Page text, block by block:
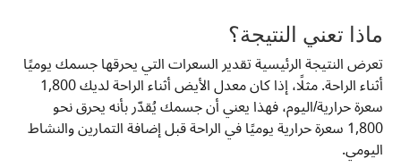
ماذا تعني النتيجة؟
تعرض النتيجة الرئيسية تقدير السعرات التي يحرقها جسمك يوميًا
أثناء الراحة. مثلًا، إذا كان معدل الأيض أثناء الراحة لديك 1,800
سعرة حرارية/اليوم، فهذا يعني أن جسمك يُقدّر بأنه يحرق نحو
1,800 سعرة حرارية يوميًا في الراحة قبل إضافة التمارين والنشاط
اليومي.